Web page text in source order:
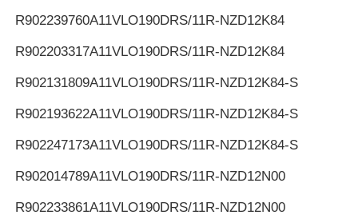
R902239760A11VLO190DRS/11R-NZD12K84
R902203317A11VLO190DRS/11R-NZD12K84
R902131809A11VLO190DRS/11R-NZD12K84-S
R902193622A11VLO190DRS/11R-NZD12K84-S
R902247173A11VLO190DRS/11R-NZD12K84-S
R902014789A11VLO190DRS/11R-NZD12N00
R902233861A11VLO190DRS/11R-NZD12N00